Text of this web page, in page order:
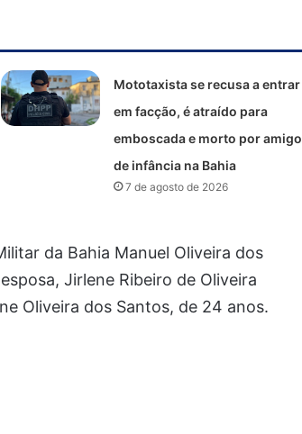
Mototaxista se recusa a entrar
em facção, é atraído para
emboscada e morto por amigo
de infância na Bahia
7 de agosto de 2026
da Bahia Manuel Oliveira dos
Jirlene Ribeiro de Oliveira
Oliveira dos Santos, de 24 anos.